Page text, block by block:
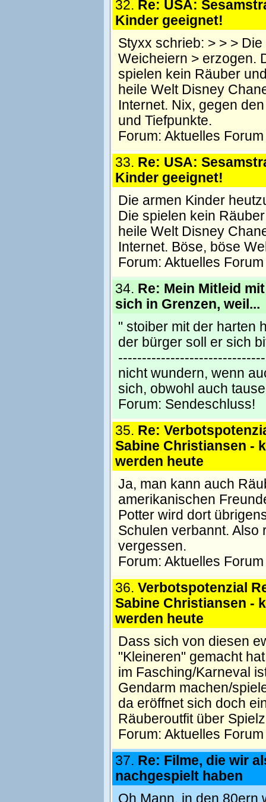
32. Re: USA:
Kinder geeignet!
Styxx schrieb: > > >
Weicheiern > erzogen.
spielen kein Räuber
heile Welt Disney
Internet. Nix, gegen
und Tiefpunkte.
Forum: Aktuelles Forum
33. Re: USA:
Kinder geeignet!
Die armen Kinder
Die spielen kein
heile Welt Disney
Internet. Böse, böse
Forum: Aktuelles Forum
34. Re: Mein Mitleid
sich in Grenzen, weil...
" stoiber mit der harten
der bürger soll er sich
nicht wundern, wenn
sich, obwohl auch
Forum: Sendeschluss!
35. Re:
Sabine Christiansen -
werden heute
Ja, man kann auch
amerikanischen
Potter wird dort
Schulen verbannt. Also
vergessen.
Forum: Aktuelles Forum
36. Verbotspotenzial
Sabine Christiansen -
werden heute
Dass sich von diesen
"Kleineren" gemacht
im Fasching/Karneval
Gendarm machen/
da eröffnet sich doch
Räuberoutfit über
Forum: Aktuelles Forum
37. Re: Filme, die wir
nachgespielt haben
Oh Mann, in den 80ern